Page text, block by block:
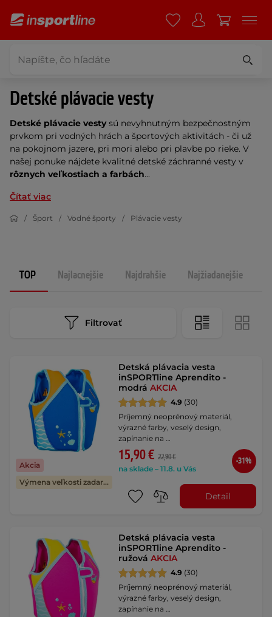
Detské plávacie vesty
Detské plávacie vestysú nevyhnutným bezpečnostným
prvkom pri vodných hrách a športových aktivitách - či už
na pokojnom jazere, pri mori alebo pri plavbe po rieke. V
našej ponuke nájdete kvalitné detské záchranné vesty v
rôznych veľkostiach a farbách...
Čítať viac
Šport Vodné športy Plávacie vesty
TOP Najlacnejšie Najdrahšie Najžiadanejšie
Filtrovať
Akcia
Výmena veľkosti zadarmo
Detská plávacia vesta
inSPORTline Aprendito -
modráAKCIA
4.9 (30)
Príjemný neoprénový materiál,
výrazné farby, veselý design,
zapínanie na …
15,90 € 22,90 €
na sklade – 11.8. u Vás
-31%
Detail
Detská plávacia vesta
inSPORTline Aprendito -
ružováAKCIA
4.9 (30)
Príjemný neoprénový materiál,
výrazné farby, veselý design,
zapínanie na …